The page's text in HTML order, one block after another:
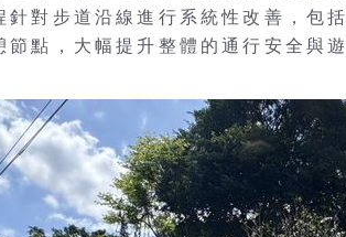
針對步道沿線進行系統性改善，包
節點，大幅提升整體的通行安全與遊